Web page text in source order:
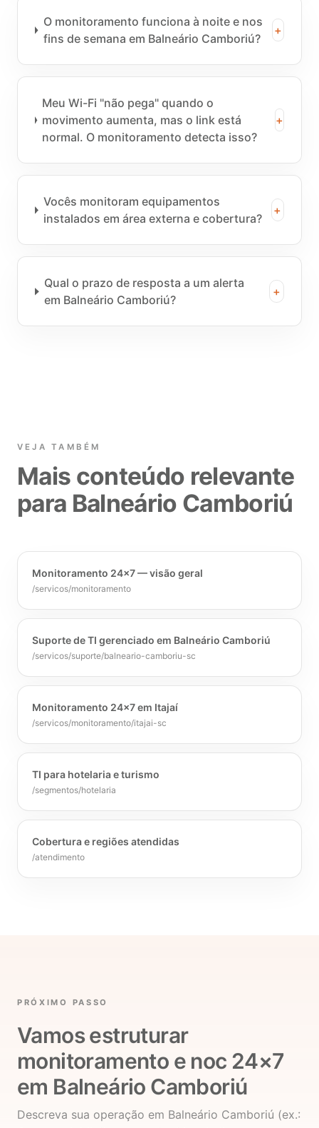
O monitoramento funciona à noite e nos
fins de semana em Balneário Camboriú?
+
Meu Wi-Fi "não pega" quando o
movimento aumenta, mas o link está
normal. O monitoramento detecta isso?
+
Vocês monitoram equipamentos
instalados em área externa e cobertura?
+
Qual o prazo de resposta a um alerta
em Balneário Camboriú?
+
VEJA TAMBÉM
Mais conteúdo relevante
para Balneário Camboriú
Monitoramento 24×7 — visão geral
/servicos/monitoramento
Suporte de TI gerenciado em Balneário Camboriú
/servicos/suporte/balneario-camboriu-sc
Monitoramento 24×7 em Itajaí
/servicos/monitoramento/itajai-sc
TI para hotelaria e turismo
/segmentos/hotelaria
Cobertura e regiões atendidas
/atendimento
PRÓXIMO PASSO
Vamos estruturar
monitoramento e noc 24×7
em Balneário Camboriú
Descreva sua operação em Balneário Camboriú (ex.: